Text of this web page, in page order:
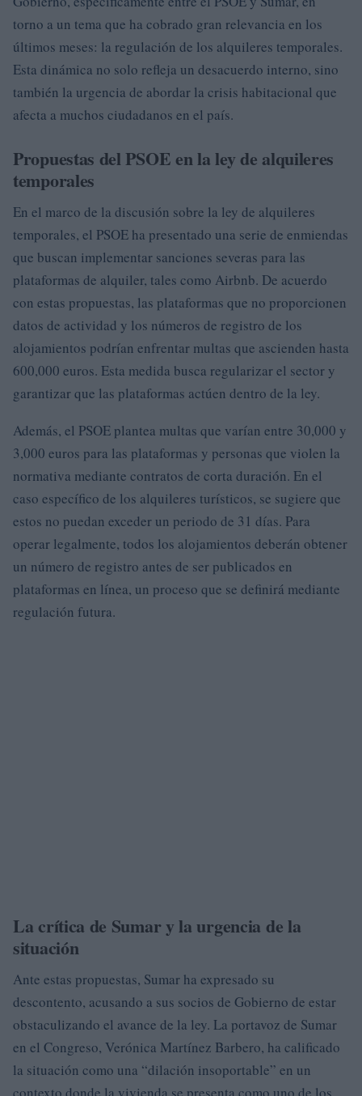
torno a un tema que ha cobrado gran relevancia en los
últimos meses: la regulación de los alquileres temporales.
Esta dinámica no solo refleja un desacuerdo interno, sino
también la urgencia de abordar la crisis habitacional que
afecta a muchos ciudadanos en el país.
Propuestas del PSOE en la ley de alquileres
temporales
En el marco de la discusión sobre la ley de alquileres
temporales, el PSOE ha presentado una serie de enmiendas
que buscan implementar sanciones severas para las
plataformas de alquiler, tales como Airbnb. De acuerdo
con estas propuestas, las plataformas que no proporcionen
datos de actividad y los números de registro de los
alojamientos podrían enfrentar multas que ascienden hasta
600,000 euros. Esta medida busca regularizar el sector y
garantizar que las plataformas actúen dentro de la ley.
Además, el PSOE plantea multas que varían entre 30,000 y
3,000 euros para las plataformas y personas que violen la
normativa mediante contratos de corta duración. En el
caso específico de los alquileres turísticos, se sugiere que
estos no puedan exceder un periodo de 31 días. Para
operar legalmente, todos los alojamientos deberán obtener
un número de registro antes de ser publicados en
plataformas en línea, un proceso que se definirá mediante
regulación futura.
La crítica de Sumar y la urgencia de la
situación
Ante estas propuestas, Sumar ha expresado su
descontento, acusando a sus socios de Gobierno de estar
obstaculizando el avance de la ley. La portavoz de Sumar
en el Congreso, Verónica Martínez Barbero, ha calificado
la situación como una “dilación insoportable” en un